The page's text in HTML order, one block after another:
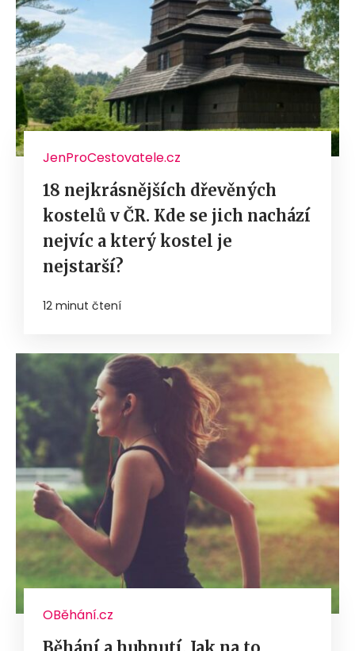
JenProCestovatele.cz
18 nejkrásnějších dřevěných
kostelů v ČR. Kde se jich nachází
nejvíc a který kostel je
nejstarší?
12 minut čtení
OBěhání.cz